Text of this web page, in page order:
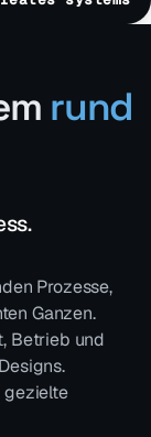
rund
Prozesse,
Ganzen.
Betrieb und
gezielte